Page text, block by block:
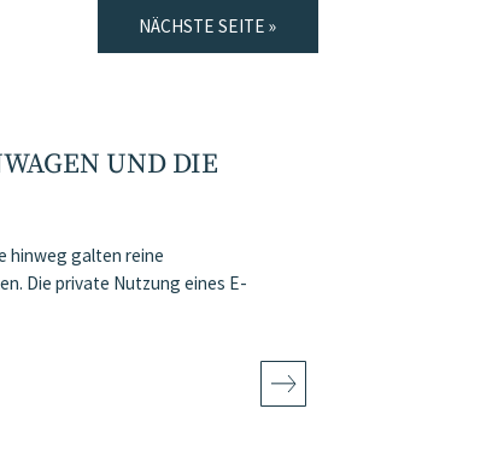
NÄCHSTE SEITE »
UND DIE
hinweg galten reine
Die private Nutzung eines E-